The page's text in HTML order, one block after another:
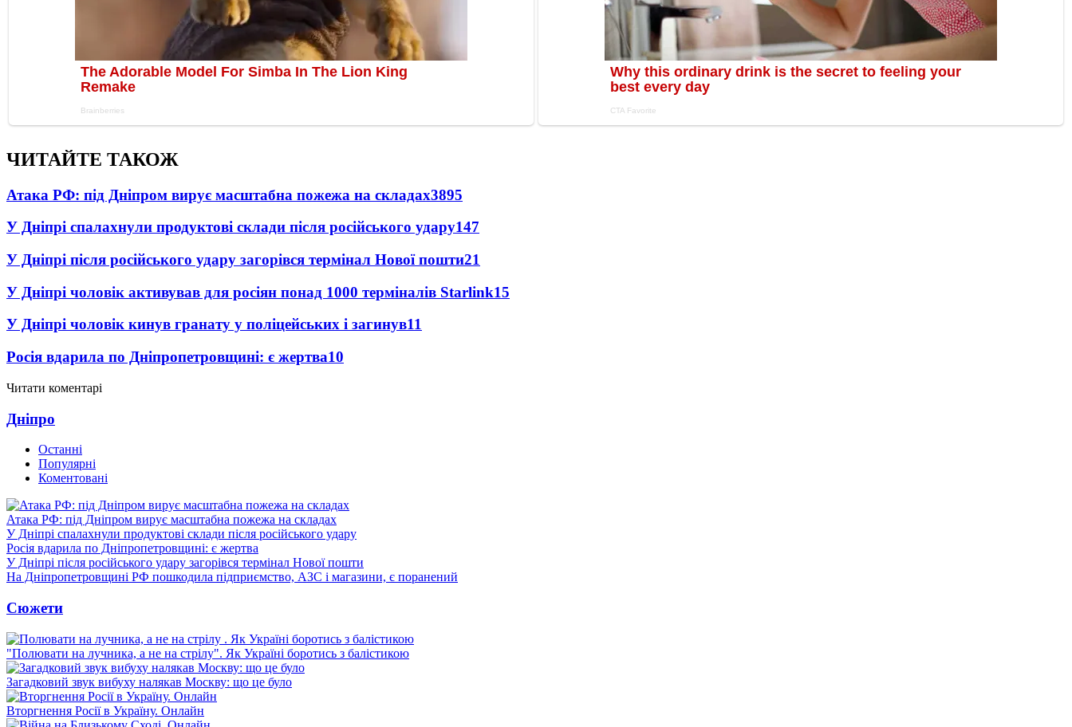
ЧИТАЙТЕ ТАКОЖ
Атака РФ: під Дніпром вирує масштабна пожежа на складах3895
У Дніпрі спалахнули продуктові склади після російського удару147
У Дніпрі після російського удару загорівся термінал Нової пошти21
У Дніпрі чоловік активував для росіян понад 1000 терміналів Starlink15
У Дніпрі чоловік кинув гранату у поліцейських і загинув11
Росія вдарила по Дніпропетровщині: є жертва10
Читати коментарі
Дніпро
Останні
Популярні
Коментовані
Атака РФ: під Дніпром вирує масштабна пожежа на складах
У Дніпрі спалахнули продуктові склади після російського удару
Росія вдарила по Дніпропетровщині: є жертва
У Дніпрі після російського удару загорівся термінал Нової пошти
На Дніпропетровщині РФ пошкодила підприємство, АЗС і магазини, є поранений
Сюжети
"Полювати на лучника, а не на стрілу". Як Україні боротись з балістикою
Загадковий звук вибуху налякав Москву: що це було
Вторгнення Росії в Україну. Онлайн